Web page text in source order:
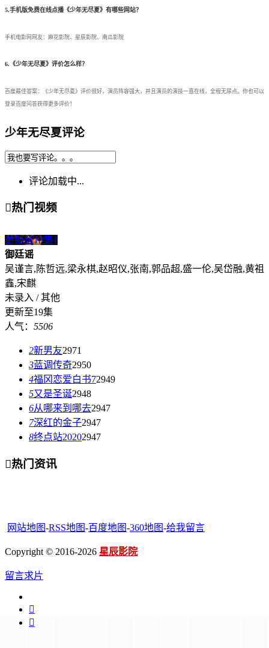
5.手机版免费在线点播《少年无尽夏》有哪些网站？
手机电影网网友：麻花影院、星辰影院、南瓜影院
6.《少年无尽夏》评价怎么样？
百度最佳答案：《少年无尽夏》评价很好，演员阵容强大，并且演员的演技一直在线，全程无尿点。你也可以
登录百度问答获得更多评价！
少年无尽夏评论
评论加载中...
热门视频
更新至19集1
御廷谣
吴谨言,陈哲远,梁永棋,赵昭仪,张南,郭品超,盛一伦,吴岱融,黄祖
鑫,宋麒
未录入 / 其他
更新至19集
人气： 5506
2新男友2971
3蓝调传奇2950
4福冈恋爱白书72949
5又是圣诞2948
6从哪来到哪去2947
7深红的金子2947
8终点站20202947
热门资讯
网站地图-RSS地图-百度地图-360地图-给我留言
Copyright © 2016-2026 星辰影院
留言求片

